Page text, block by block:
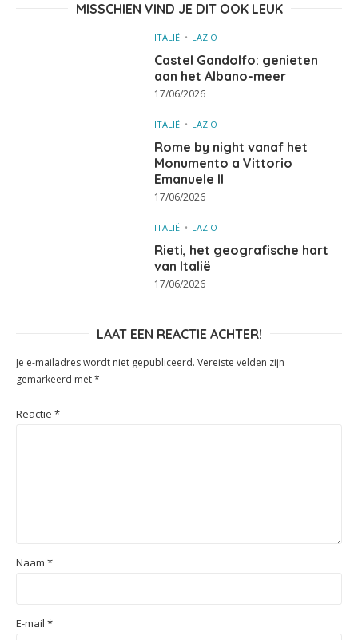
MISSCHIEN VIND JE DIT OOK LEUK
ITALIË LAZIO
Castel Gandolfo: genieten
aan het Albano-meer
17/06/2026
ITALIË LAZIO
Rome by night vanaf het
Monumento a Vittorio
Emanuele II
17/06/2026
ITALIË LAZIO
Rieti, het geografische hart
van Italië
17/06/2026
LAAT EEN REACTIE ACHTER!
Je e-mailadres wordt niet gepubliceerd. Vereiste velden zijn
gemarkeerd met*
Reactie *
Naam *
E-mail *